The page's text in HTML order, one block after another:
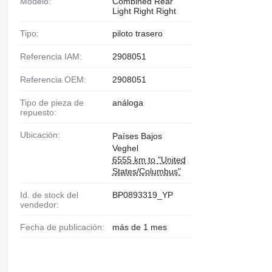
Light Right Right
Tipo: piloto trasero
Referencia IAM: 2908051
Referencia OEM: 2908051
Tipo de pieza de
repuesto:
análoga
Ubicación:
Países Bajos
Veghel
6555 km to "United
States/Columbus"
Id. de stock del
vendedor:
BP0893319_YP
Fecha de publicación: más de 1 mes